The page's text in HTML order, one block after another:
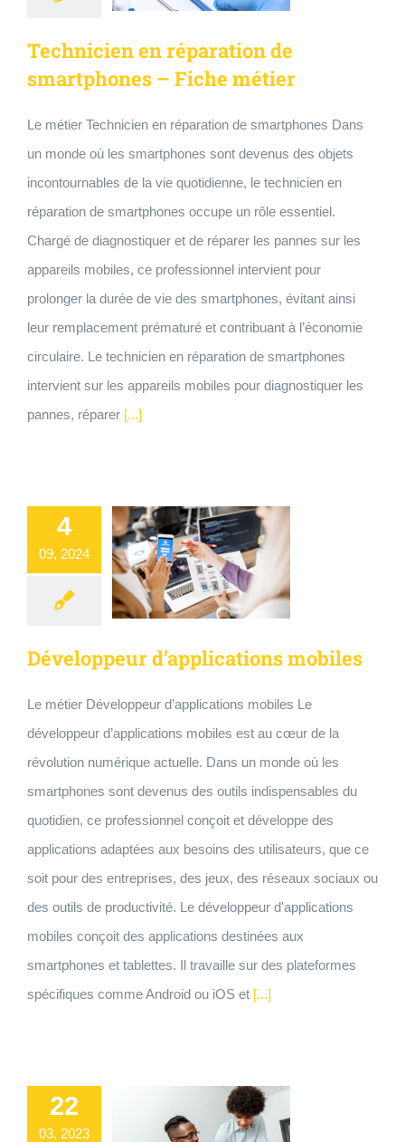
Technicien en réparation de
smartphones – Fiche métier
Le métier Technicien en réparation de smartphones Dans
un monde où les smartphones sont devenus des objets
incontournables de la vie quotidienne, le technicien en
réparation de smartphones occupe un rôle essentiel.
Chargé de diagnostiquer et de réparer les pannes sur les
appareils mobiles, ce professionnel intervient pour
prolonger la durée de vie des smartphones, évitant ainsi
leur remplacement prématuré et contribuant à l’économie
circulaire. Le technicien en réparation de smartphones
intervient sur les appareils mobiles pour diagnostiquer les
pannes, réparer [...]
4
09, 2024
Développeur d’applications mobiles
Le métier Développeur d’applications mobiles Le
développeur d’applications mobiles est au cœur de la
révolution numérique actuelle. Dans un monde où les
smartphones sont devenus des outils indispensables du
quotidien, ce professionnel conçoit et développe des
applications adaptées aux besoins des utilisateurs, que ce
soit pour des entreprises, des jeux, des réseaux sociaux ou
des outils de productivité. Le développeur d'applications
mobiles conçoit des applications destinées aux
smartphones et tablettes. Il travaille sur des plateformes
spécifiques comme Android ou iOS et [...]
22
03, 2023